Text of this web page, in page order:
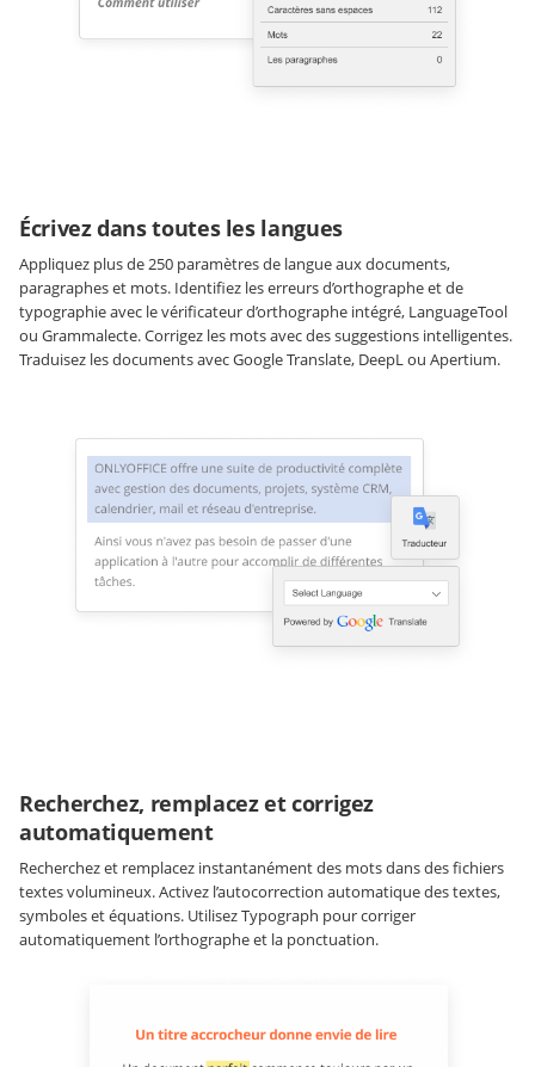
Écrivez dans toutes les langues
Appliquez plus de 250 paramètres de langue aux documents,
paragraphes et mots. Identifiez les erreurs d’orthographe et de
typographie avec le vérificateur d’orthographe intégré, LanguageTool
ou Grammalecte. Corrigez les mots avec des suggestions intelligentes.
Traduisez les documents avec Google Translate, DeepL ou Apertium.
Recherchez, remplacez et corrigez
automatiquement
Recherchez et remplacez instantanément des mots dans des fichiers
textes volumineux. Activez l’autocorrection automatique des textes,
symboles et équations. Utilisez Typograph pour corriger
automatiquement l’orthographe et la ponctuation.